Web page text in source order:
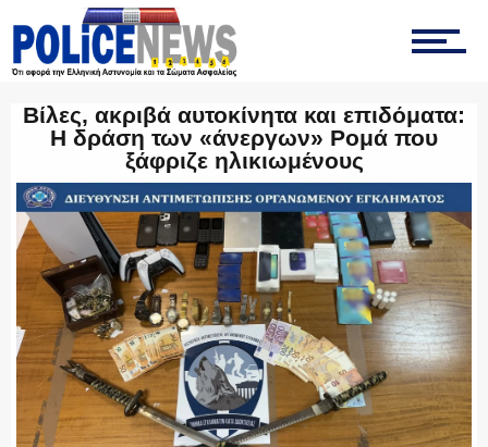
ΟΠΚΕ
ΕΚΑΜ
ΥΑΤ/ΥΜΕΤ
Βίλες, ακριβά αυτοκίνητα και επιδόματα:
Η δράση των «άνεργων» Ρομά που
ξάφριζε ηλικιωμένους